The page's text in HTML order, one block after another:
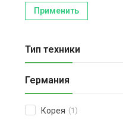
Применить
Тип техники
Германия
Корея (1)